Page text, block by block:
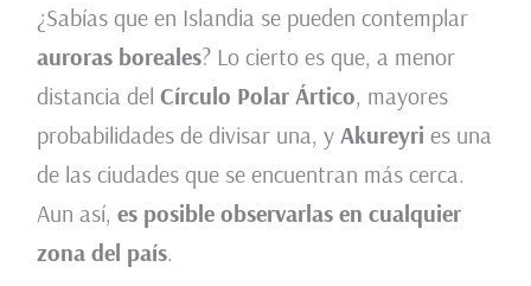
¿Sabías que en Islandia se pueden contemplar
auroras boreales? Lo cierto es que, a menor
distancia del Círculo Polar Ártico, mayores
probabilidades de divisar una, y Akureyri es una
de las ciudades que se encuentran más cerca.
Aun así, es posible observarlas en cualquier
zona del país.